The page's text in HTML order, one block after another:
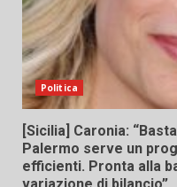
Politica
[Sicilia] Caronia:
Palermo serve un
efficienti. Pronta alla